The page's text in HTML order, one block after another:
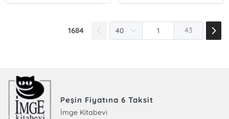
1684 43
Peşin Fiyatına 6 Taksit
İmge Kitabevi